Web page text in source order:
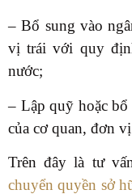
– Bổ sung vào
vị trái với quy
nước;
– Lập quỹ hoặc
của cơ quan, đơn
Trên đây là tư
chuyển quyền sở